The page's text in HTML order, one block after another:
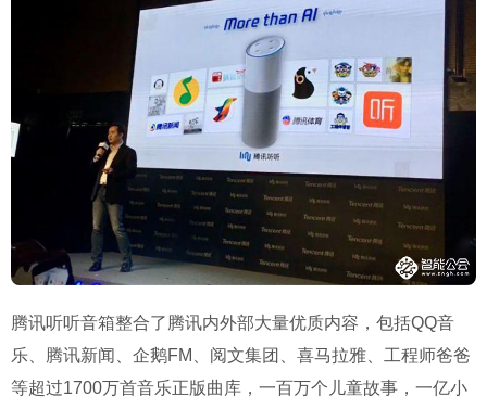
腾讯听听音箱整合了腾讯内外部大量优质内容，包括QQ音
乐、腾讯新闻、企鹅FM、阅文集团、喜马拉雅、工程师爸爸
等超过1700万首音乐正版曲库，一百万个儿童故事，一亿小